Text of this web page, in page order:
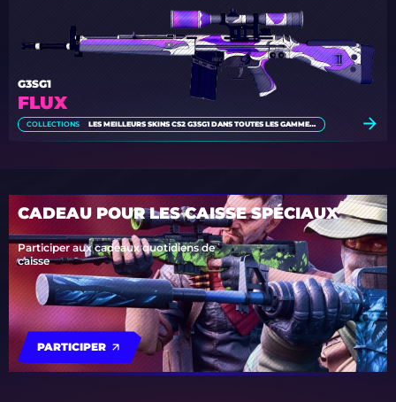
FLUX
G3SG1
COLLECTIONS LES MEILLEURS SKINS CS2 G3SG1 DANS TOUTES LES GAMMES DE PRIX
CADEAU POUR LES CAISSE SPÉCIAUX
Participer aux cadeaux quotidiens de
caisse
PARTICIPER